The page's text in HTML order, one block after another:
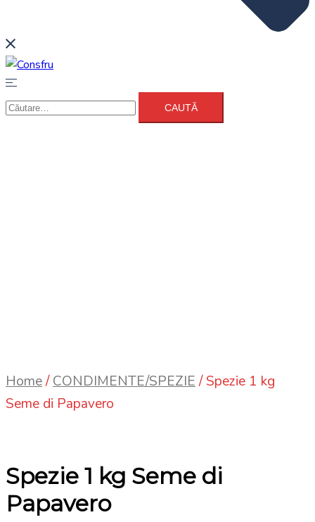
Caută
după:
Home/CONDIMENTE/SPEZIE/ Spezie 1 kg
Seme di Papavero
Spezie 1 kg Seme di
Papavero